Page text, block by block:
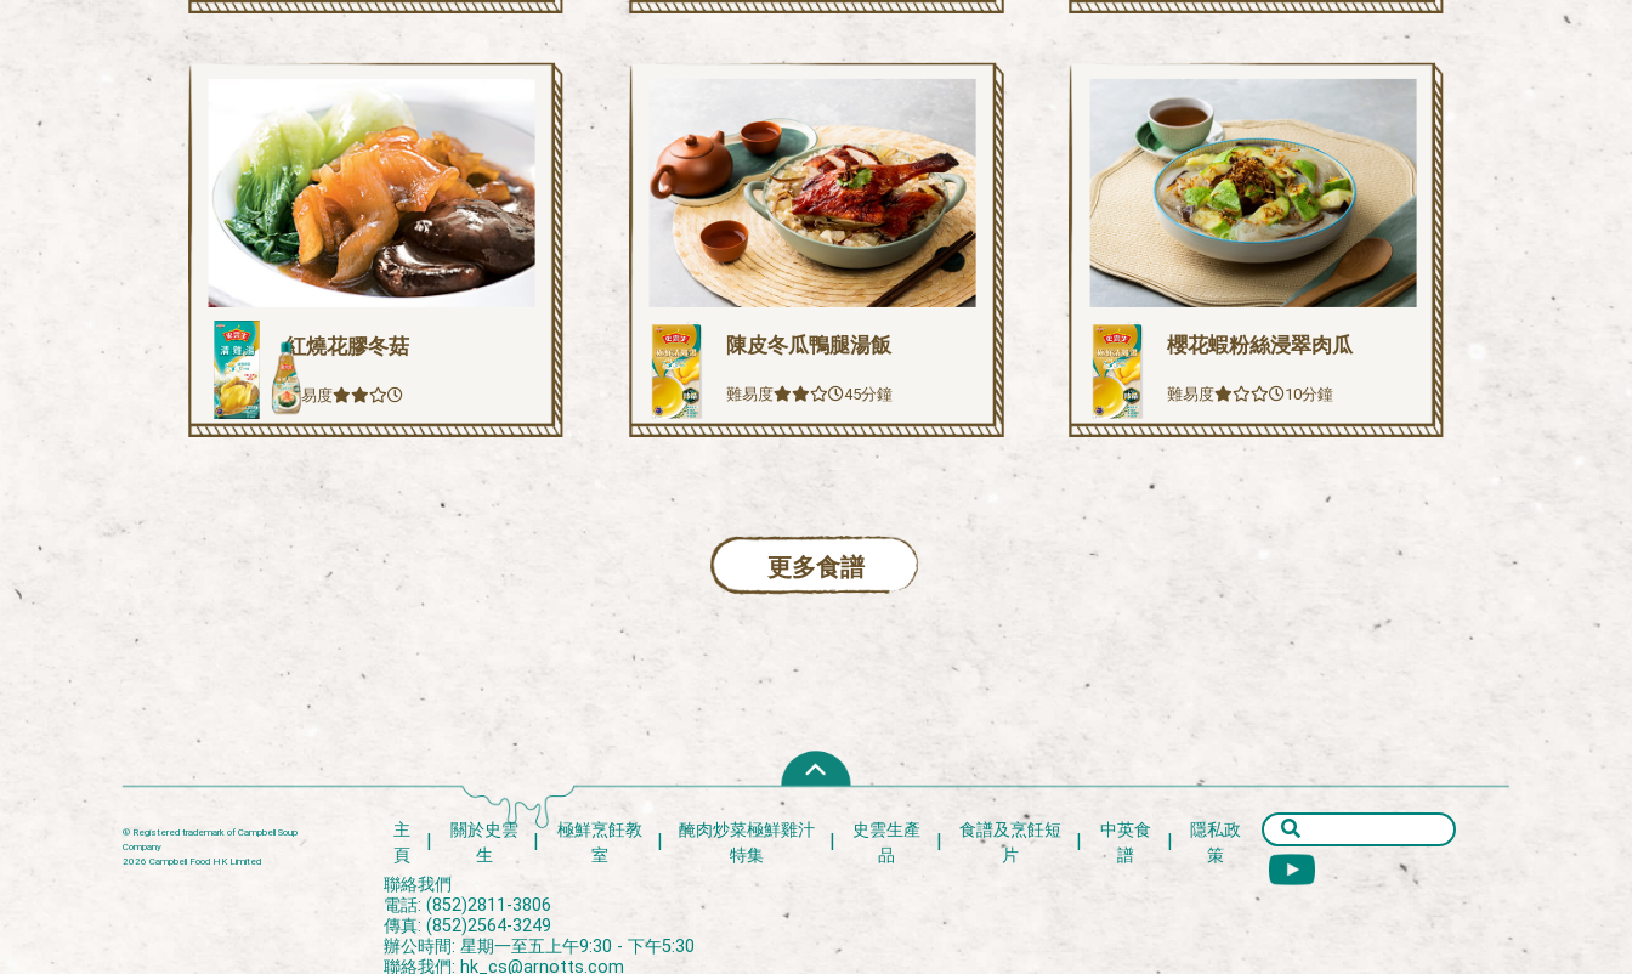
紅燒花膠冬菇
難易度
陳皮冬瓜鴨腿湯飯
難易度 45分鐘
櫻花蝦粉絲浸翠肉瓜
難易度 10分鐘
更多食譜
® Registered trademark of Campbell Soup
Company
2026 Campbell Food HK Limited
主
頁
關於史雲
生
極鮮烹飪教
室
醃肉炒菜極鮮雞汁
特集
史雲生產
品
食譜及烹飪短
片
中英食
譜
隱私政
策
聯絡我們
電話: (852)2811-3806
傳真: (852)2564-3249
辦公時間: 星期一至五上午9:30 - 下午5:30
聯絡我們: hk_cs@arnotts.com